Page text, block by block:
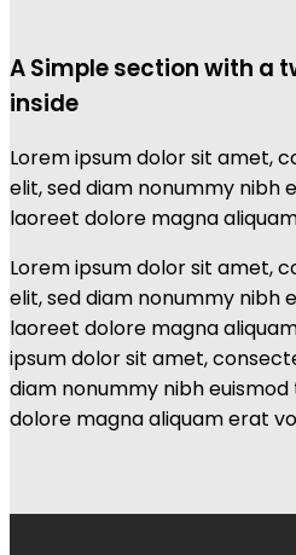
A Simple section with a
inside
Lorem ipsum dolor sit amet,
elit, sed diam nonummy nibh
laoreet dolore magna
Lorem ipsum dolor sit amet,
elit, sed diam nonummy nibh
laoreet dolore magna
ipsum dolor sit amet,
diam nonummy nibh
dolore magna aliquam erat